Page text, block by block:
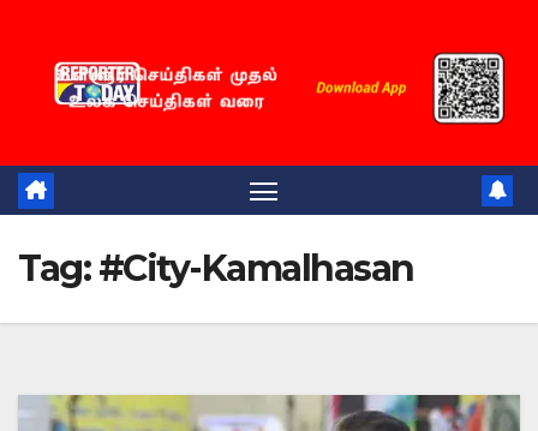
content
Tag:#City-Kamalhasan